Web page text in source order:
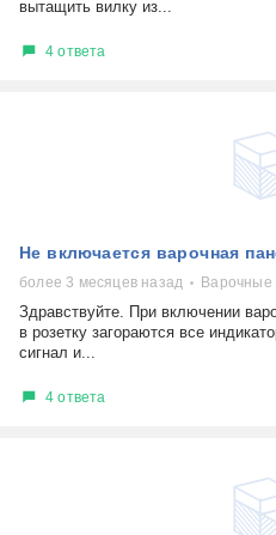
вытащить вилку из...
4 ответа
Не включается варочная
более 3 месяцев назад Варочные
Здравствуйте. При включении
в розетку загораются все
сигнал и...
4 ответа